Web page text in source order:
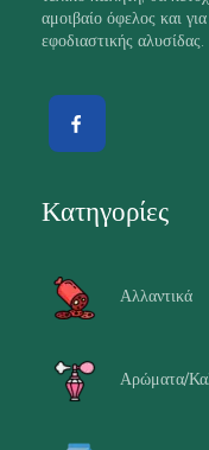
αμοιβαίο όφελος και
εφοδιαστικής αλυσίδας.
Κατηγορίες
Αλλαντικά
Αρώματα/